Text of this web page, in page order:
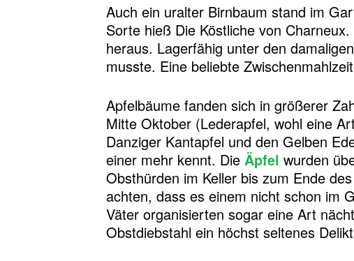
Auch ein uralter Birnbaum stand im
Sorte hieß Die Köstliche von
heraus. Lagerfähig unter den
musste. Eine beliebte
Apfelbäume fanden sich in größerer
Mitte Oktober (Lederapfel, wohl eine
Danziger Kantapfel und den Gelben
einer mehr kennt. Die Äpfel wurden
Obsthürden im Keller bis zum Ende
achten, dass es einem nicht schon im
Väter organisierten sogar eine Art
Obstdiebstahl ein höchst seltenes